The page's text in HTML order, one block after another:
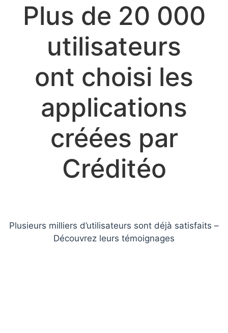
Plus de 20 000
utilisateurs
ont choisi les
applications
créées par
Créditéo
Plusieurs milliers d’utilisateurs sont déjà satisfaits –
Découvrez leurs témoignages